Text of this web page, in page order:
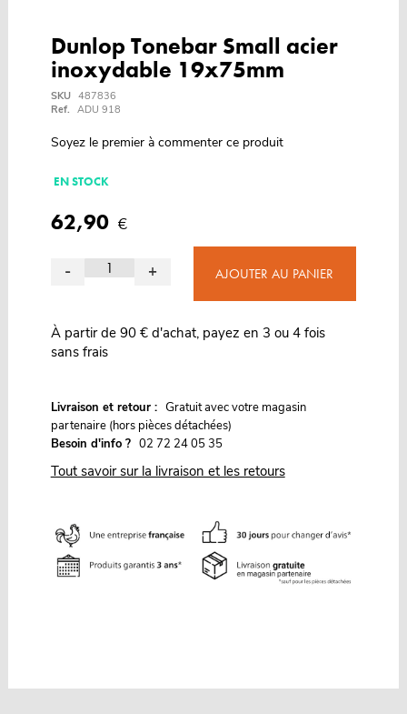
Dunlop Tonebar Small acier
inoxydable 19x75mm
SKU 487836
Ref. ADU 918
Soyez le premier à commenter ce produit
EN STOCK
62,90 €
- + AJOUTER AU PANIER
À partir de 90 € d'achat, payez en 3 ou 4 fois
sans frais
Livraison et retour : Gratuit avec votre magasin
partenaire (hors pièces détachées)
Besoin d'info ? 02 72 24 05 35
Tout savoir sur la livraison et les retours